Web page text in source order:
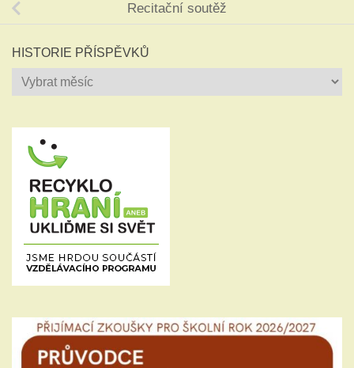
Recitační soutěž
HISTORIE PŘÍSPĚVKŮ
Historie